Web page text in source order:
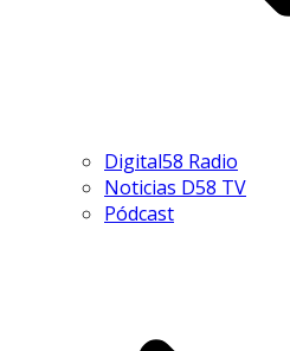
Digital58 Radio
Noticias D58 TV
Pódcast